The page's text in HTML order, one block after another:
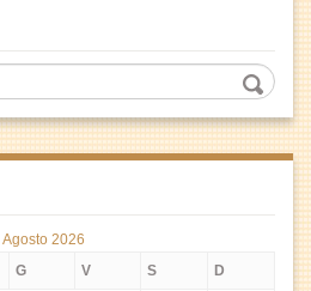
Agosto 2026
G V S D